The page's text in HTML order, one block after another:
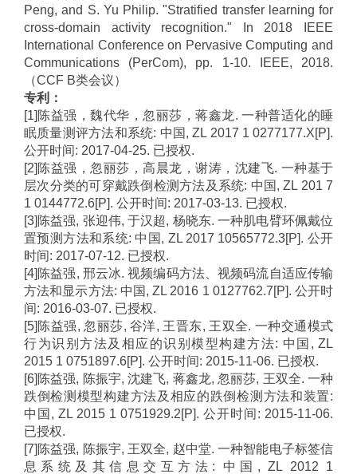
Peng, and S. Yu Philip. "Stratified transfer learning for
cross-domain activity recognition." In 2018 IEEE
International Conference on Pervasive Computing and
Communications (PerCom), pp. 1-10. IEEE, 2018.
（CCF B类会议）
专利：
[1] 陈益强，魏代华，忽丽莎，蒋鑫龙.一种普适化的睡
眠质量测评方法和系统: 中国 , ZL 2017 1 0277177.X[P].
公开时间: 2017-04-25. 已授权.
[2] 陈益强，忽丽莎，高晨龙，谢涛，沈建飞. 一种基于
层次分类的可穿戴跌倒检测方法及系统: 中国 , ZL 201 7
1 0144772.6[P]. 公开时间: 2017-03-13. 已授权.
[3] 陈益强, 张迎伟,于汉超, 杨晓东.一种肌电臂环佩戴位
置预测方法和系统: 中国 , ZL 2017 10565772.3[P]. 公开
时间: 2017-07-12. 已授权.
[4] 陈益强, 邢云冰.视频编码方法、视频码流自适应传输
方法和显示方法: 中国 , ZL 2016 1 0127762.7[P]. 公开时
间: 2016-03-07. 已授权.
[5] 陈益强, 忽丽莎, 谷洋, 王晋东, 王双全. 一种交通模式
行为识别方法及相应的识别模型构建方法: 中国 , ZL
2015 1 0751897.6[P]. 公开时间: 2015-11-06. 已授权.
[6] 陈益强, 陈振宇,沈建飞, 蒋鑫龙, 忽丽莎, 王双全.一种
跌倒检测模型构建方法及相应的跌倒检测方法和装置:
中国 , ZL 2015 1 0751929.2[P]. 公开时间 : 2015-11-06.
已授权.
[7] 陈益强, 陈振宇, 王双全, 赵中堂.一种智能电子标签信
息系统及其信息交互方法 : 中国 , ZL 2012 1